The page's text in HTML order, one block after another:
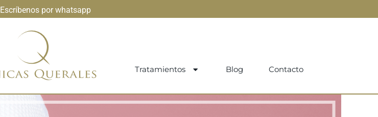
Escríbenos por whatsapp
Tratamientos Blog Contacto